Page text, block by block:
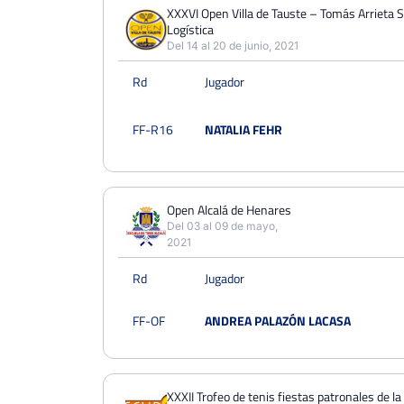
PERDIDOSPARTIDOSGANADOS
4
PERDIDOS JUEGOS
XXXVI Open Villa de Tauste – Tomás Arrieta
Logística
Del 14 al 20 de junio, 2021
Rd Jugador
FF-R16 NATALIA FEHR
Open Alcalá de Henares
Del 03 al 09 de mayo,
2021
Rd Jugador
FF-OF ANDREA PALAZÓN LACASA
XXXII Trofeo de tenis fiestas patronales de la